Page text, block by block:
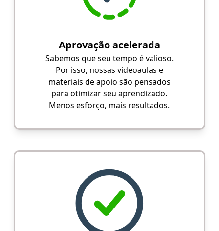
Aprovação acelerada
Sabemos que seu tempo é valioso.
Por isso, nossas videoaulas e
materiais de apoio são pensados
para otimizar seu aprendizado.
Menos esforço, mais resultados.